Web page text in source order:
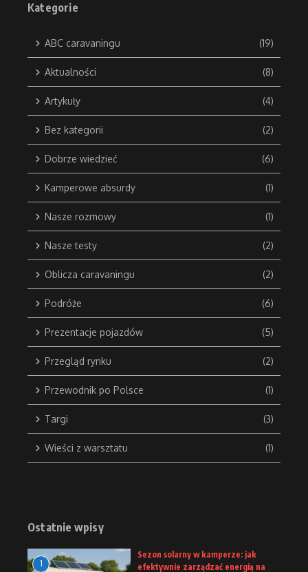
Kategorie
ABC caravaningu (19)
Aktualności (8)
Artykuły (4)
Bez kategorii (2)
Dobrze wiedzieć (6)
Kamperowe absurdy (1)
Nasze rozmowy (1)
Nasze testy (2)
Oblicza caravaningu (2)
Podróże (6)
Prezentacje pojazdów (5)
Przegląd rynku (2)
Przewodnik po Polsce (1)
Targi (3)
Wieści z warsztatu (1)
Ostatnie wpisy
1
Sezon solarny w kamperze: jak
efektywnie zarządzać energią na